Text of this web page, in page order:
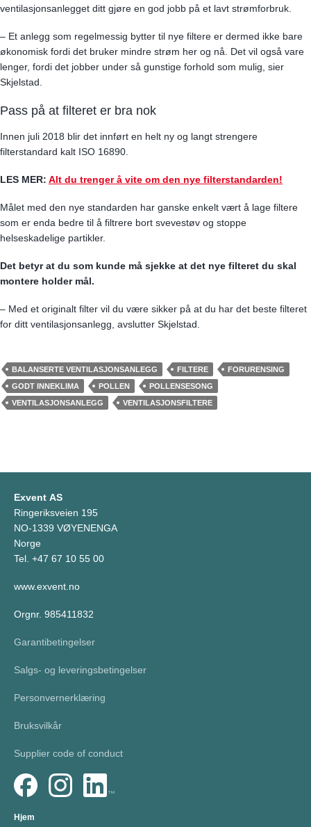
ventilasjonsanlegget ditt gjøre en god jobb på et lavt strømforbruk.
– Et anlegg som regelmessig bytter til nye filtere er dermed ikke bare
økonomisk fordi det bruker mindre strøm her og nå. Det vil også vare
lenger, fordi det jobber under så gunstige forhold som mulig, sier
Skjelstad.
Pass på at filteret er bra nok
Innen juli 2018 blir det innført en helt ny og langt strengere
filterstandard kalt ISO 16890.
LES MER: Alt du trenger å vite om den nye filterstandarden!
Målet med den nye standarden har ganske enkelt vært å lage filtere
som er enda bedre til å filtrere bort svevestøv og stoppe
helseskadelige partikler.
Det betyr at du som kunde må sjekke at det nye filteret du skal
montere holder mål.
– Med et originalt filter vil du være sikker på at du har det beste filteret
for ditt ventilasjonsanlegg, avslutter Skjelstad.
BALANSERTE VENTILASJONSANLEGG FILTERE
FORURENSING
GODT INNEKLIMA
POLLEN
POLLENSESONG
VENTILASJONSANLEGG
VENTILASJONSFILTERE
Exvent AS
Ringeriksveien 195
NO-1339 VØYENENGA
Norge
Tel. +47 67 10 55 00
www.exvent.no
Orgnr. 985411832
Garantibetingelser
Salgs- og leveringsbetingelser
Personvernerklæring
Bruksvilkår
Supplier code of conduct
Hjem